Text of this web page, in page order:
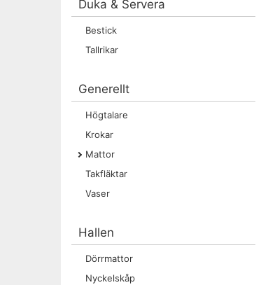
Duka & Servera
Bestick
Tallrikar
Generellt
Högtalare
Krokar
Mattor
Takfläktar
Vaser
Hallen
Dörrmattor
Nyckelskåp